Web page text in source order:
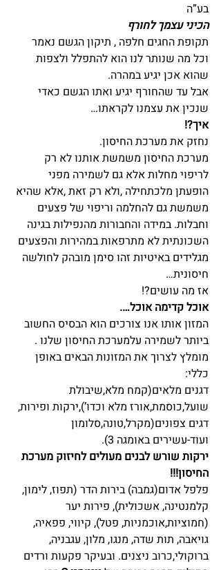
בע”ה
הכיני עצמך לחורף
תקופת החגים חלפה , תיקון הגשם נאמר
וכל מה שנותר לנו הוא להתפלל ולצפות
שהוא אכן יגיע במהרה.
אבל עד שהחורף יגיע ואתו הגשם כאדי
שנכין את עצמנו לקראתו…
איך?!
נחזק את מערכת החיסון.
מערכת החיסון משמשת אותנו לא רק
לריפוי מחלות אלא גם לשמירה מפני
הופעתן מלכתחילה ,ולא רק זאת ,אלא שהיא
משמשת גם להחלמה וריפוי של פצעים
וחבלות. במידה והחבורות מהנפילות בגינה
השכונתית לא מתרפאות במהירות והפצעים
מגלידים באיטיות זהו סימן מובהק לחולשה
חיסונית…
אז מה עושים?!
אוכל קדימה אוכל….
המזון אותו אנו צורכים הוא הבסיס החשוב
ביותר לשמירה עלמערכת החיסון שלנו .
מומלץ לצרוך את המזונות הבאים באופן
כללי:
דגנים מלאים(קמח מלא,שיבולת
שועל,כוסמת,אורז מלא וכדו’),ירקות ופירות,
דגים צפונים(מקרל,טונה,סלומון
ועוד-עשירים באומגה 3).
ירקות שורש לבנים מעולים לחיזוק מערכת
החיסון!!!
פלפל אדום(גמבה) בירות הדר (תפוז, לימון,
קלמנטינה, אשכולית), פירות יער
(חמוציות,אוכמניות, פטל), קיווי, פפאיה,
גויאבה, תות שדה, מנגו, מלון, עגבניה,
ברוקולי,כרוב ניצנים. ובעיקר פקעות ורדים